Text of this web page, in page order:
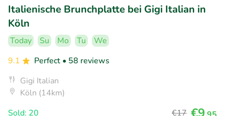
Italienische Brunchplatte bei Gigi Italian in
Köln
Today Su Mo Tu
We
9.1
Perfect • 58 reviews
Gigi Italian
Köln (14km)
Sold: 20
€17